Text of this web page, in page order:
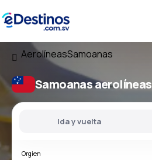
AerolíneasSamoanas
Samoanas aerolíneas
Ida y vuelta
Orgien